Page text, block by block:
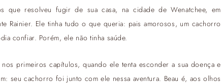
que resolveu fugir de sua casa, na cidade de Wenatchee, em
Rainier. Ele tinha tudo o que queria: pais amorosos, um cachorro
confiar. Porém, ele não tinha saúde.
primeiros capítulos, quando ele tenta esconder a sua doença e
seu cachorro foi junto com ele nessa aventura. Beau é, aos olhos